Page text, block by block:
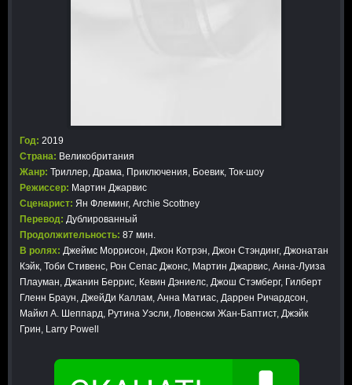
Год: 2019
Страна: Великобритания
Жанр: Триллер, Драма, Приключения, Боевик, Ток-шоу
Режиссер: Мартин Джарвис
Сценарист: Ян Флеминг, Archie Scottney
Перевод: Дублированный
Продолжительность: 87 мин.
В ролях: Джеймс Моррисон, Джон Котрэн, Джон Стэндинг, Джонатан
Кэйк, Тоби Стивенс, Рон Сепас Джонс, Мартин Джарвис, Анна-Луиза
Плауман, Джанин Беррис, Кевин Дэниелс, Джош Стэмберг, Гилберт
Гленн Браун, ДжейДи Каллам, Анна Матиас, Даррен Ричардсон,
Майкл А. Шеппард, Рутина Уэсли, Ловенски Жан-Баптист, Джэйк
Грин, Larry Powell